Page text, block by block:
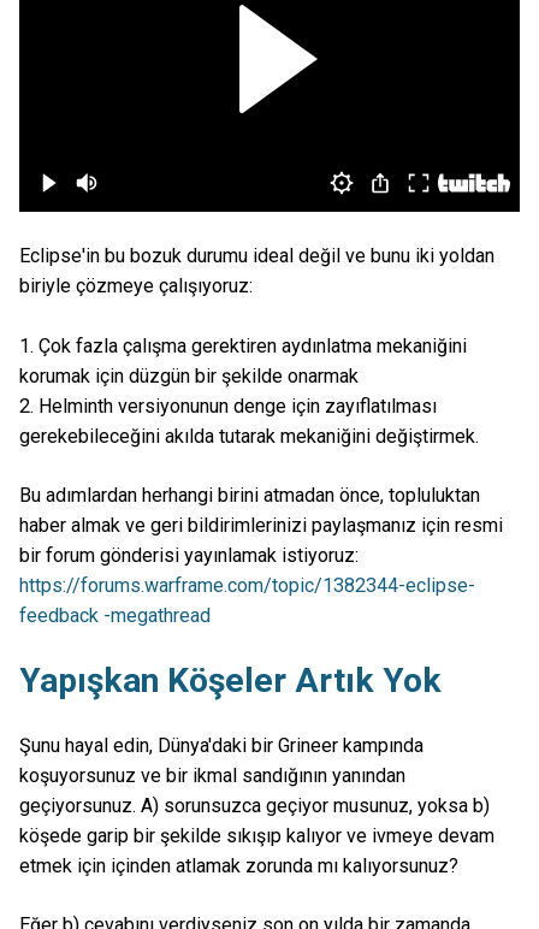
Eclipse'in bu bozuk durumu ideal değil ve bunu iki yoldan
biriyle çözmeye çalışıyoruz:
1. Çok fazla çalışma gerektiren aydınlatma mekaniğini
korumak için düzgün bir şekilde onarmak
2. Helminth versiyonunun denge için zayıflatılması
gerekebileceğini akılda tutarak mekaniğini değiştirmek.
Bu adımlardan herhangi birini atmadan önce, topluluktan
haber almak ve geri bildirimlerinizi paylaşmanız için resmi
bir forum gönderisi yayınlamak istiyoruz:
https://forums.warframe.com/topic/1382344-eclipse-
feedback -megathread
Yapışkan Köşeler Artık Yok
Şunu hayal edin, Dünya'daki bir Grineer kampında
koşuyorsunuz ve bir ikmal sandığının yanından
geçiyorsunuz. A) sorunsuzca geçiyor musunuz, yoksa b)
köşede garip bir şekilde sıkışıp kalıyor ve ivmeye devam
etmek için içinden atlamak zorunda mı kalıyorsunuz?